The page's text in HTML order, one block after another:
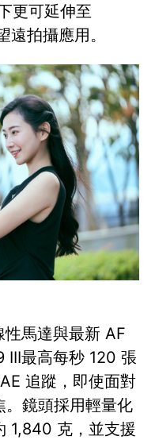
更可延伸至
拍攝應用。
馬達與最新 AF
III最高每秒 120 張
追蹤，即使面對
。鏡頭採用輕量化
1,840 克，並支援